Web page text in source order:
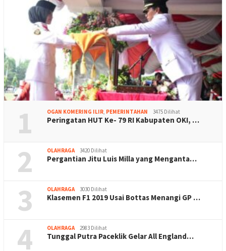
1 OGAN KOMERING ILIR, PEMERINTAHAN 3475 Dilihat
Peringatan HUT Ke- 79 RI Kabupaten OKI, …
2 OLAHRAGA 3420 Dilihat
Pergantian Jitu Luis Milla yang Menganta…
3 OLAHRAGA 3030 Dilihat
Klasemen F1 2019 Usai Bottas Menangi GP …
4 OLAHRAGA 2983 Dilihat
Tunggal Putra Paceklik Gelar All England…